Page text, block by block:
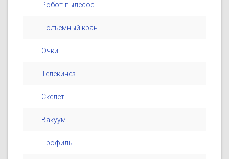
Робот-пылесос
Подъемный кран
Очки
Телекинез
Скелет
Вакуум
Профиль